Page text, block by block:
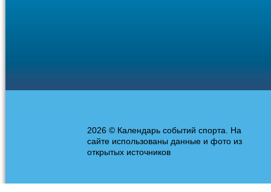
2026 © Календарь событий спорта. На
сайте использованы данные и фото из
открытых источников